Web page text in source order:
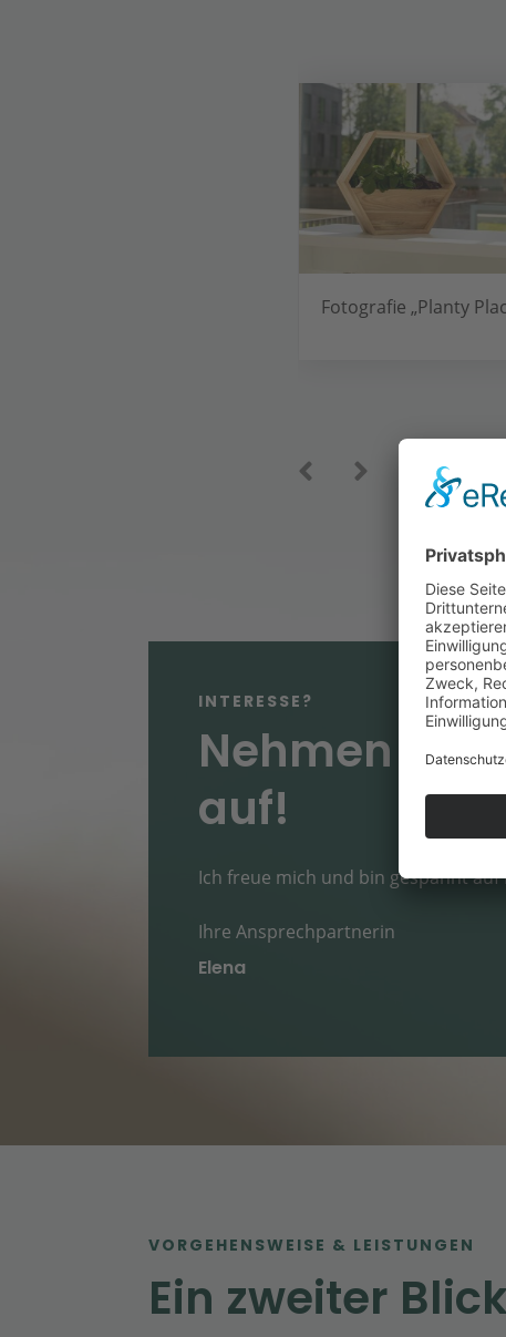
Fotografie
INTERESSE?
Nehmen Sie
auf!
Ich freue mich und bin gespannt auf
Ihre Ansprechpartnerin
Elena
VORGEHENSWEISE & LEISTUNGEN
Ein zweiter Blick